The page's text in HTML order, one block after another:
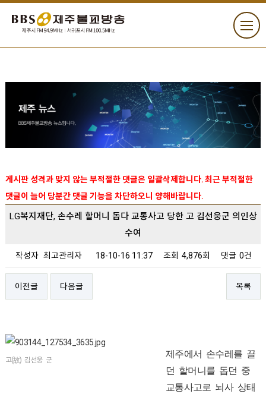
게시판 성격과 맞지 않는 부적절한 댓글은 일괄삭제합니다. 최근 부적절한
댓글이 늘어 당분간 댓글 기능을 차단하오니 양해바랍니다.
LG복지재단, 손수레 할머니 돕다 교통사고 당한 고 김선웅군 의인상
수여
작성자 최고관리자 18-10-16 11:37 조회 4,876회 댓글 0건
이전글 다음글 목록
고(故) 김선웅 군
제주에서 손수레를 끌
던 할머니를 돕던 중
교통사고로 뇌사 상태